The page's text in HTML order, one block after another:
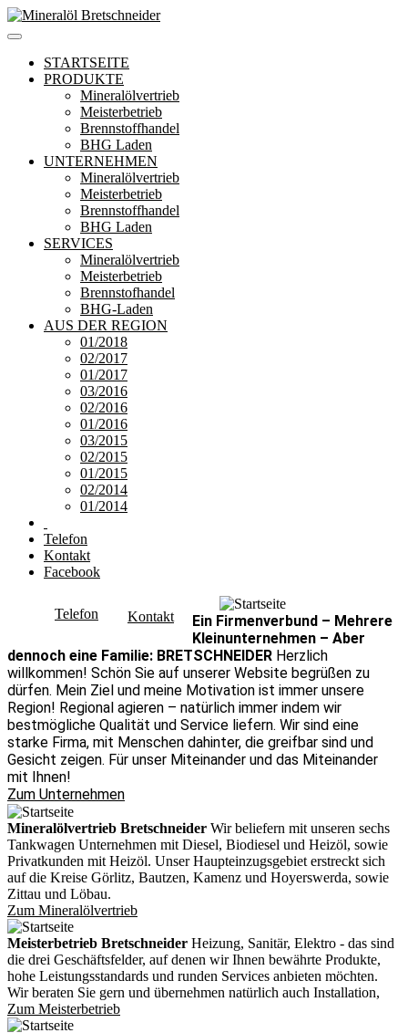
Zum
Inhalt
STARTSEITE
PRODUKTE
Mineralölvertrieb
Meisterbetrieb
Brennstoffhandel
BHG Laden
UNTERNEHMEN
Mineralölvertrieb
Meisterbetrieb
Brennstoffhandel
BHG Laden
SERVICES
Mineralölvertrieb
Meisterbetrieb
Brennstofhandel
BHG-Laden
AUS DER REGION
01/2018
02/2017
01/2017
03/2016
02/2016
01/2016
03/2015
02/2015
01/2015
02/2014
01/2014
Telefon
Kontakt
Facebook
Telefon Kontakt
Ein Firmenverbund – Mehrere
Kleinunternehmen – Aber
dennoch eine Familie: BRETSCHNEIDER Herzlich
willkommen! Schön Sie auf unserer Website begrüßen zu
dürfen. Mein Ziel und meine Motivation ist immer unsere
Region! Regional agieren – natürlich immer indem wir
bestmögliche Qualität und Service liefern. Wir sind eine
starke Firma, mit Menschen dahinter, die greifbar sind und
Gesicht zeigen. Für unser Miteinander und das Miteinander
mit Ihnen!
Zum Unternehmen
Mineralölvertrieb Bretschneider Wir beliefern mit unseren sechs
Tankwagen Unternehmen mit Diesel, Biodiesel und Heizöl, sowie
Privatkunden mit Heizöl. Unser Haupteinzugsgebiet erstreckt sich
auf die Kreise Görlitz, Bautzen, Kamenz und Hoyerswerda, sowie
Zittau und Löbau.
Zum Mineralölvertrieb
Meisterbetrieb Bretschneider Heizung, Sanitär, Elektro - das sind
die drei Geschäftsfelder, auf denen wir Ihnen bewährte Produkte,
hohe Leistungsstandards und runden Services anbieten möchten.
Wir beraten Sie gern und übernehmen natürlich auch Installation,
Zum Meisterbetrieb